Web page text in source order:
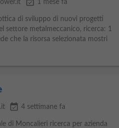
event_available 1 mese fa
di sviluppo di nuovi progetti
settore metalmeccanico, ricerca: 1
che la risorsa selezionata mostri
event_available 4 settimane fa
di Moncalieri ricerca per azienda